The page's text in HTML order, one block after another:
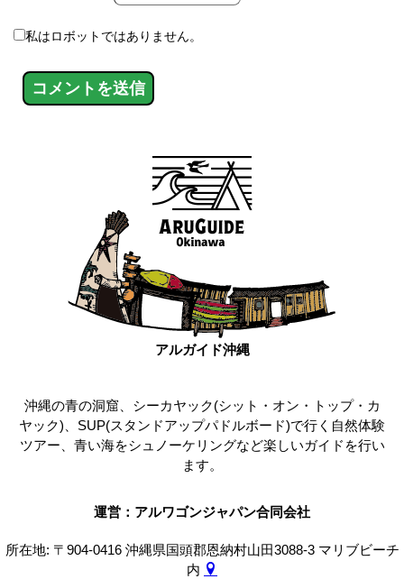
私はロボットではありません。
アルガイド沖縄
沖縄の青の洞窟、シーカヤック(シット・オン・トップ・カ
ヤック)、SUP(スタンドアップパドルボード)で行く自然体験
ツアー、青い海をシュノーケリングなど楽しいガイドを行い
ます。
運営：アルワゴンジャパン合同会社
所在地: 〒904-0416 沖縄県国頭郡恩納村山田3088-3 マリブビーチ
内